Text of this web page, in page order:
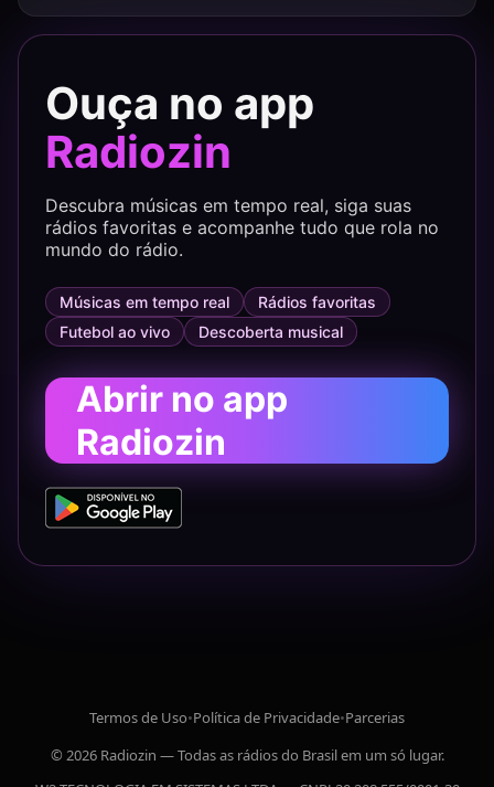
Ouça no app
Radiozin
Descubra músicas em tempo real, siga suas
rádios favoritas e acompanhe tudo que rola no
mundo do rádio.
Músicas em tempo real
Rádios favoritas
Futebol ao vivo
Descoberta musical
Abrir no app
Radiozin
Termos de Uso•Política de Privacidade•Parcerias
© 2026 Radiozin — Todas as rádios do Brasil em um só lugar.